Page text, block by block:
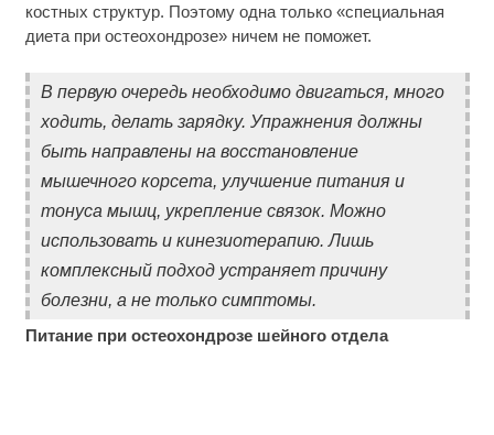
костных структур. Поэтому одна только «специальная
диета при остеохондрозе» ничем не поможет.
В первую очередь необходимо двигаться, много
ходить, делать зарядку. Упражнения должны
быть направлены на восстановление
мышечного корсета, улучшение питания и
тонуса мышц, укрепление связок. Можно
использовать и кинезиотерапию. Лишь
комплексный подход устраняет причину
болезни, а не только симптомы.
Питание при остеохондрозе шейного отдела